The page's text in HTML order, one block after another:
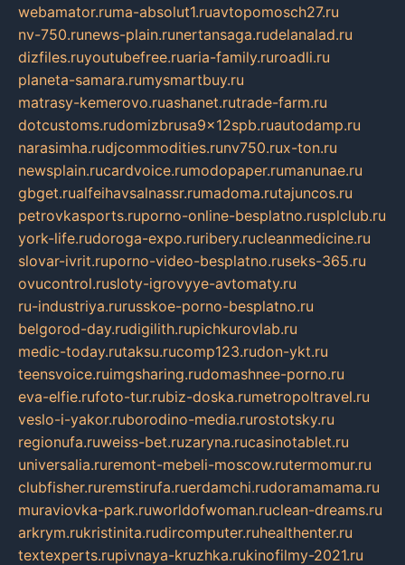
webamator.ruma-absolut1.ruavtopomosch27.ru
nv-750.runews-plain.runertansaga.rudelanalad.ru
dizfiles.ruyoutubefree.ruaria-family.ruroadli.ru
planeta-samara.rumysmartbuy.ru
matrasy-kemerovo.ruashanet.rutrade-farm.ru
dotcustoms.rudomizbrusa9x12spb.ruautodamp.ru
narasimha.rudjcommodities.runv750.rux-ton.ru
newsplain.rucardvoice.rumodopaper.rumanunae.ru
gbget.rualfeihavsalnassr.rumadoma.rutajuncos.ru
petrovkasports.ruporno-online-besplatno.rusplclub.ru
york-life.rudoroga-expo.ruribery.rucleanmedicine.ru
slovar-ivrit.ruporno-video-besplatno.ruseks-365.ru
ovucontrol.rusloty-igrovyye-avtomaty.ru
ru-industriya.rurusskoe-porno-besplatno.ru
belgorod-day.rudigilith.rupichkurovlab.ru
medic-today.rutaksu.rucomp123.rudon-ykt.ru
teensvoice.ruimgsharing.rudomashnee-porno.ru
eva-elfie.rufoto-tur.rubiz-doska.rumetropoltravel.ru
veslo-i-yakor.ruborodino-media.rurostotsky.ru
regionufa.ruweiss-bet.ruzaryna.rucasinotablet.ru
universalia.ruremont-mebeli-moscow.rutermomur.ru
clubfisher.ruremstirufa.ruerdamchi.rudoramamama.ru
muraviovka-park.ruworldofwoman.ruclean-dreams.ru
arkrym.rukristinita.rudircomputer.ruhealthenter.ru
textexperts.rupivnaya-kruzhka.rukinofilmy-2021.ru